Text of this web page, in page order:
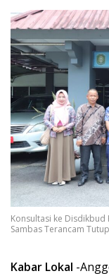
Konsultasi ke Disdikbud
Sambas Terancam Tutup
Kabar Lokal -